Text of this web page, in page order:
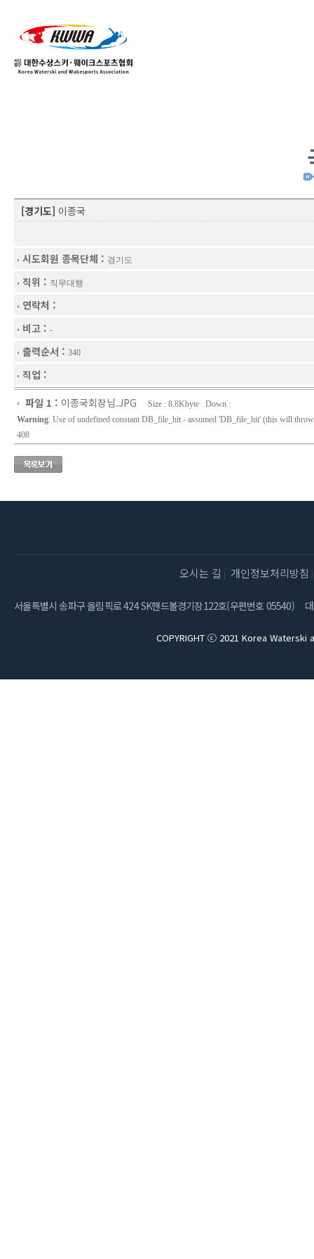
[경기도] 이종국
시도회원 종목단체 : 경기도
직위 : 직무대행
연락처 :
비고 : -
출력순서 : 340
직업 :
파일 1 : 이종국회장님.JPG
Size : 8.8Kbyte Down :
Warning: Use of undefined constant DB_file_hit - assumed 'DB_file_hit' (this will
408
오시는 길 개인정보처리방침
서울특별시 송파구 올림픽로 424 SK핸드볼경기장122호(우편번호 05540)
COPYRIGHT ⓒ 2021 Korea Waterski